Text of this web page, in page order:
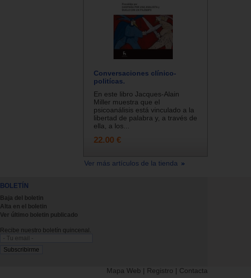
Conversaciones clínico-
politícas.
En este libro Jacques-Alain
Miller muestra que el
psicoanálisis está vinculado a la
libertad de palabra y, a través de
ella, a los...
22.00 €
Ver más artículos de la tienda
BOLETÍN
Baja del boletin
Alta en el boletin
Ver último boletin publicado
Recibe nuestro boletín quincenal.
Mapa Web | Registro | Contacta